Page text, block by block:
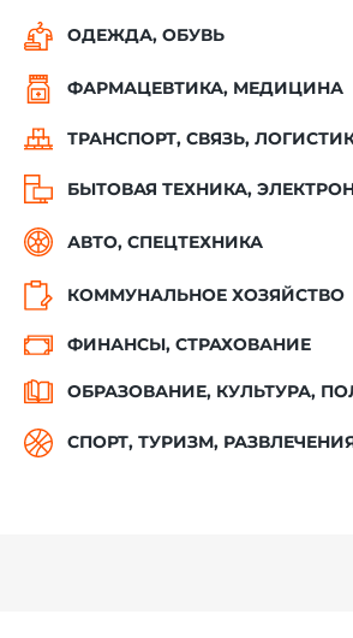
ОДЕЖДА, ОБУВЬ
ФАРМАЦЕВТИКА, МЕДИЦИНА
ТРАНСПОРТ, СВЯЗЬ,
БЫТОВАЯ ТЕХНИКА,
АВТО, СПЕЦТЕХНИКА
КОММУНАЛЬНОЕ ХОЗЯЙСТВО
ФИНАНСЫ, СТРАХОВАНИЕ
ОБРАЗОВАНИЕ, КУЛЬТУРА,
СПОРТ, ТУРИЗМ,